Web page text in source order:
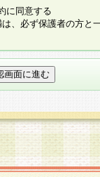
ることなく、当
制定、変更ま
約等は、本規約
定については
。
る会員登録手続
了した時点で会
に同意する
、必ず保護者の方と